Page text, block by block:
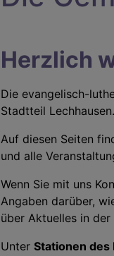
Herzlich
Die evangelisch-
Stadtteil Lechhausen.
Auf diesen Seiten
und alle
Wenn Sie mit uns
Angaben darüber,
über Aktuelles in der
UnterStationen des